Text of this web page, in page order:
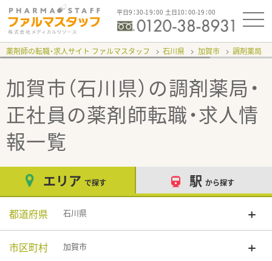
平日9：30-19：00 土日10：00-19：00
薬剤師の転職・求人サイト ファルマスタッフ 石川県 加賀市 調剤薬局
加賀市（石川県）の調剤薬局・
正社員の薬剤師転職・求人情
報一覧
エリア で探す 駅 から探す
都道府県 石川県
市区町村 加賀市